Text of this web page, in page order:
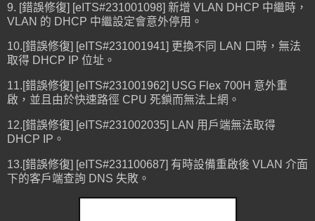
9. [錯誤修復] [eITS#231001098] 新增 VLAN DHCP 中繼時，
VLAN 的 DHCP 中繼設定會意外停用。
10.[錯誤修復] [eITS#231001941] 更換不同 LAN 口時，無法
取得 DHCP IP 位址。
11.[錯誤修復] [eITS#231001962] USG Flex 700H 意外重
啟，並且由於快速路徑 CPU 死鎖而無法上網。
12.[錯誤修復] [eITS#231002035] LAN 用戶端無法取得
DHCP IP。
13.[錯誤修復] [eITS#231100687] 有時設備重啟後 VLAN 介面
下的客戶端查詢 DNS 失敗。